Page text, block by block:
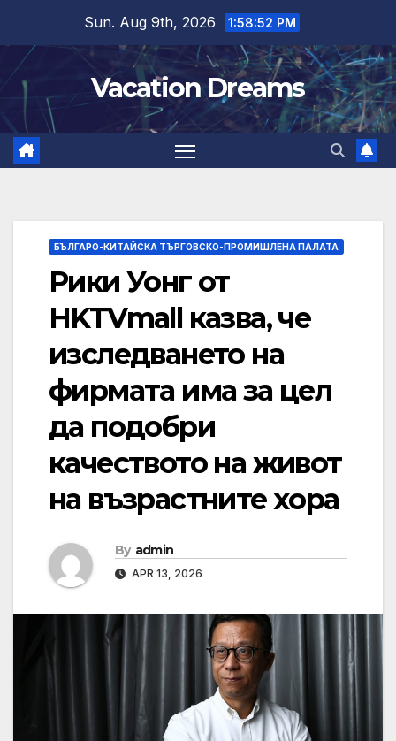
content
Sun. Aug 9th, 2026 1:58:53 PM
Vacation Dreams
БЪЛГАРО-КИТАЙСКА ТЪРГОВСКО-ПРОМИШЛЕНА ПАЛАТА
Рики Уонг от
HKTVmall казва, че
изследването на
фирмата има за цел
да подобри
качеството на живот
на възрастните хора
By admin
APR 13, 2026